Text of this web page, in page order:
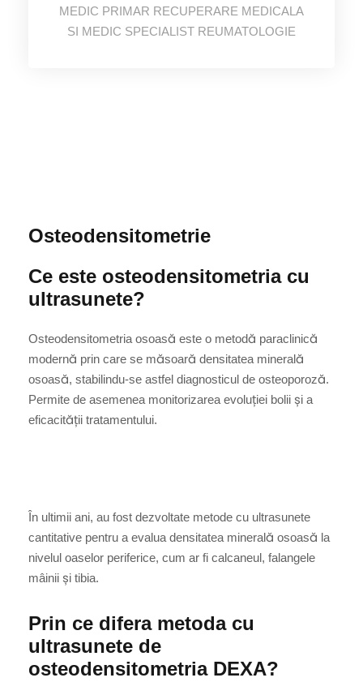
MEDIC PRIMAR RECUPERARE MEDICALA
SI MEDIC SPECIALIST REUMATOLOGIE
Osteodensitometrie
Ce este osteodensitometria cu
ultrasunete?
Osteodensitometria osoasă este o metodă paraclinică
modernă prin care se măsoară densitatea minerală
osoasă, stabilindu-se astfel diagnosticul de osteoporoză.
Permite de asemenea monitorizarea evoluției bolii și a
eficacității tratamentului.
În ultimii ani, au fost dezvoltate metode cu ultrasunete
cantitative pentru a evalua densitatea minerală osoasă la
nivelul oaselor periferice, cum ar fi calcaneul, falangele
mâinii și tibia.
Prin ce difera metoda cu
ultrasunete de
osteodensitometria DEXA?